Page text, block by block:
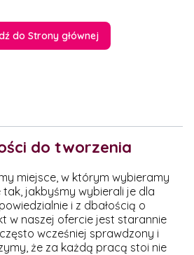
do Strony głównej
do tworzenia
miejsce, w którym wybieramy
jakbyśmy wybierali je dla
i z dbałością o
w naszej ofercie jest starannie
wcześniej sprawdzony i
że za każdą pracą stoi nie